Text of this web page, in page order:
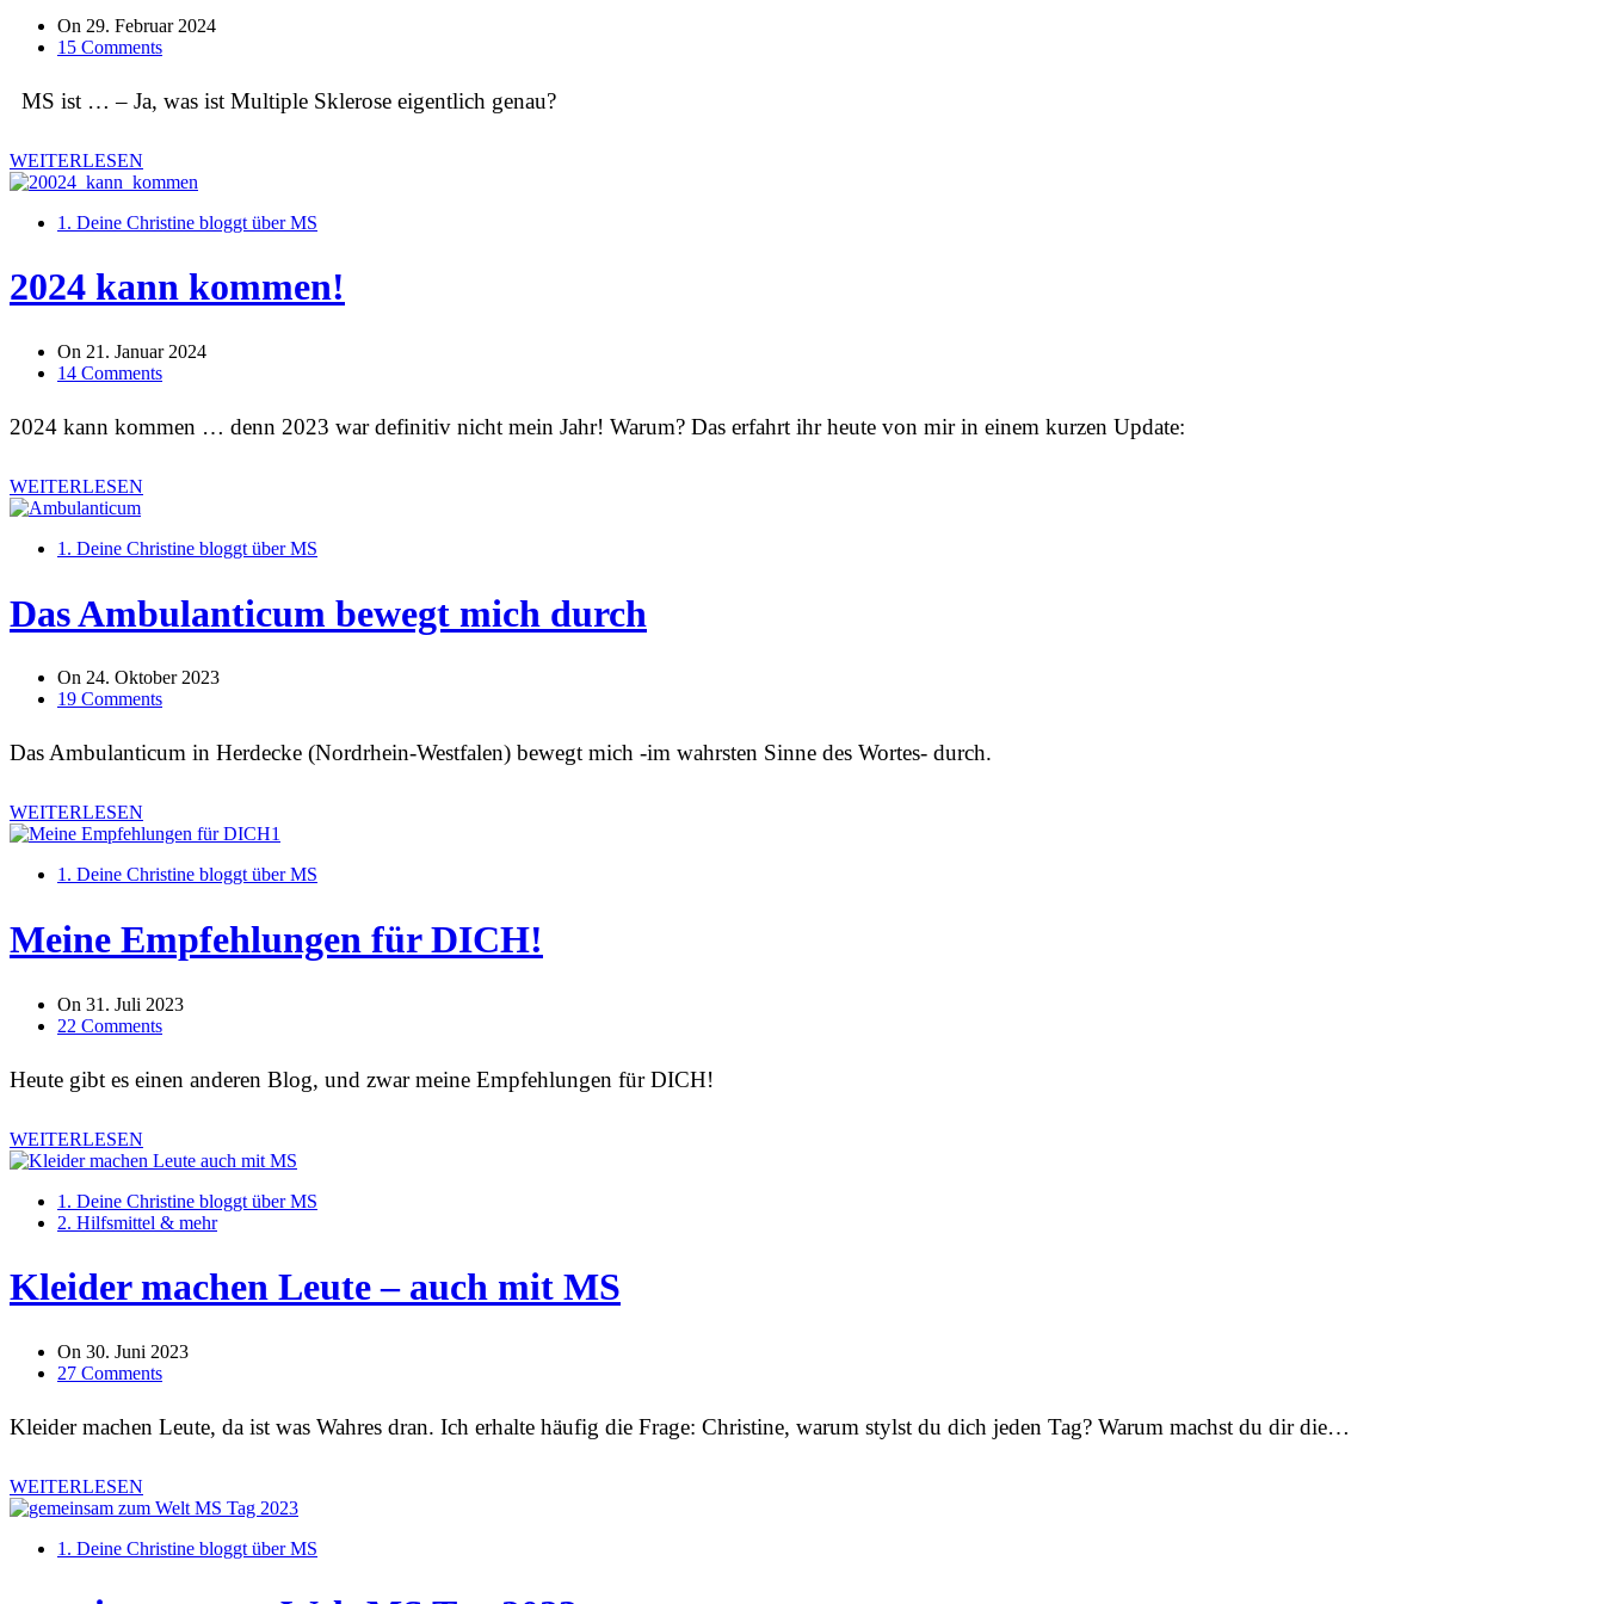
On 29. Februar 2024
15 Comments
MS ist … – Ja, was ist Multiple Sklerose eigentlich genau?
WEITERLESEN
1. Deine Christine bloggt über MS
2024 kann kommen!
On 21. Januar 2024
14 Comments
2024 kann kommen … denn 2023 war definitiv nicht mein Jahr! Warum? Das erfahrt ihr heute von mir in einem kurzen Update:
WEITERLESEN
1. Deine Christine bloggt über MS
Das Ambulanticum bewegt mich durch
On 24. Oktober 2023
19 Comments
Das Ambulanticum in Herdecke (Nordrhein-Westfalen) bewegt mich -im wahrsten Sinne des Wortes- durch.
WEITERLESEN
1. Deine Christine bloggt über MS
Meine Empfehlungen für DICH!
On 31. Juli 2023
22 Comments
Heute gibt es einen anderen Blog, und zwar meine Empfehlungen für DICH!
WEITERLESEN
1. Deine Christine bloggt über MS
2. Hilfsmittel & mehr
Kleider machen Leute – auch mit MS
On 30. Juni 2023
27 Comments
Kleider machen Leute, da ist was Wahres dran. Ich erhalte häufig die Frage: Christine, warum stylst du dich jeden Tag? Warum machst du dir die…
WEITERLESEN
1. Deine Christine bloggt über MS